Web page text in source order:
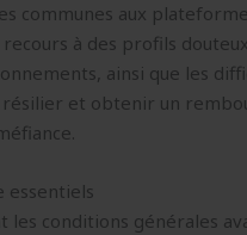
communes aux
à des profils
ainsi que les
et obtenir un
essentiels
les conditions générales